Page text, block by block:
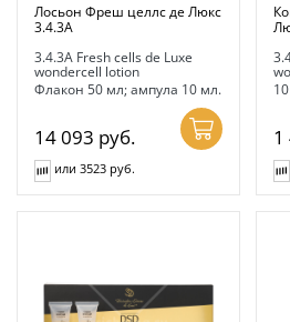
Лосьон Фреш целлс де Люкс
3.4.3А
3.4.3A Fresh cells de Luxe
wondercell lotion
Флакон 50 мл; ампула 10 мл.
14 093 руб.
или 3523 руб.
1